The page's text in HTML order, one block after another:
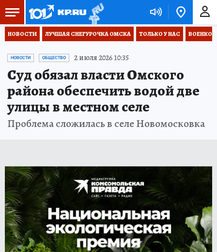
НОВОСТИ ЛУЧШАЯ СНЕГУРОЧКА ОМСКА ТОЛЬКО У НАС
НОВОСТИ ОБЩЕСТВО 2 июля 2026 10:35
Суд обязал власти Омского
района обеспечить водой две
улицы в местном селе
Проблема сложилась в селе Новомосковка